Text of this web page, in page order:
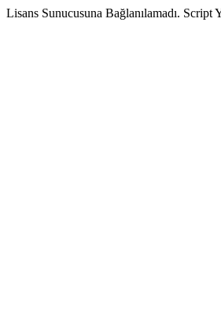
Lisans Sunucusuna Bağlanılamadı.